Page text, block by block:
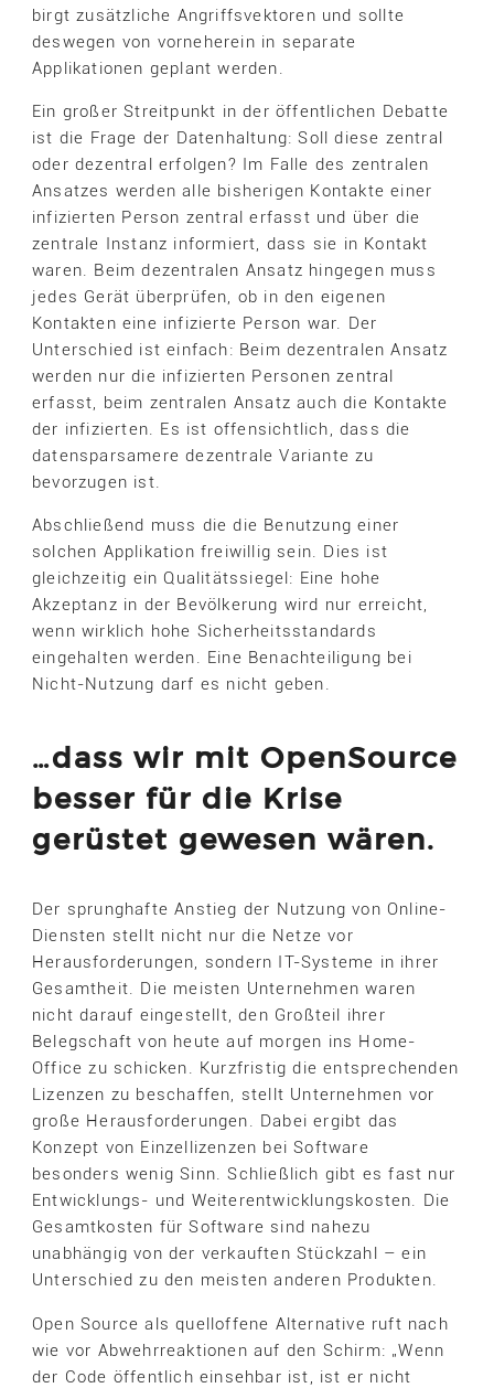
birgt zusätzliche Angriffsvektoren und sollte
deswegen von vorneherein in separate
Applikationen geplant werden.
Ein großer Streitpunkt in der öffentlichen Debatte
ist die Frage der Datenhaltung: Soll diese zentral
oder dezentral erfolgen? Im Falle des zentralen
Ansatzes werden alle bisherigen Kontakte einer
infizierten Person zentral erfasst und über die
zentrale Instanz informiert, dass sie in Kontakt
waren. Beim dezentralen Ansatz hingegen muss
jedes Gerät überprüfen, ob in den eigenen
Kontakten eine infizierte Person war. Der
Unterschied ist einfach: Beim dezentralen Ansatz
werden nur die infizierten Personen zentral
erfasst, beim zentralen Ansatz auch die Kontakte
der infizierten. Es ist offensichtlich, dass die
datensparsamere dezentrale Variante zu
bevorzugen ist.
Abschließend muss die die Benutzung einer
solchen Applikation freiwillig sein. Dies ist
gleichzeitig ein Qualitätssiegel: Eine hohe
Akzeptanz in der Bevölkerung wird nur erreicht,
wenn wirklich hohe Sicherheitsstandards
eingehalten werden. Eine Benachteiligung bei
Nicht-Nutzung darf es nicht geben.
…dass wir mit OpenSource
besser für die Krise
gerüstet gewesen wären.
Der sprunghafte Anstieg der Nutzung von Online-
Diensten stellt nicht nur die Netze vor
Herausforderungen, sondern IT-Systeme in ihrer
Gesamtheit. Die meisten Unternehmen waren
nicht darauf eingestellt, den Großteil ihrer
Belegschaft von heute auf morgen ins Home-
Office zu schicken. Kurzfristig die entsprechenden
Lizenzen zu beschaffen, stellt Unternehmen vor
große Herausforderungen. Dabei ergibt das
Konzept von Einzellizenzen bei Software
besonders wenig Sinn. Schließlich gibt es fast nur
Entwicklungs- und Weiterentwicklungskosten. Die
Gesamtkosten für Software sind nahezu
unabhängig von der verkauften Stückzahl – ein
Unterschied zu den meisten anderen Produkten.
Open Source als quelloffene Alternative ruft nach
wie vor Abwehrreaktionen auf den Schirm: „Wenn
der Code öffentlich einsehbar ist, ist er nicht